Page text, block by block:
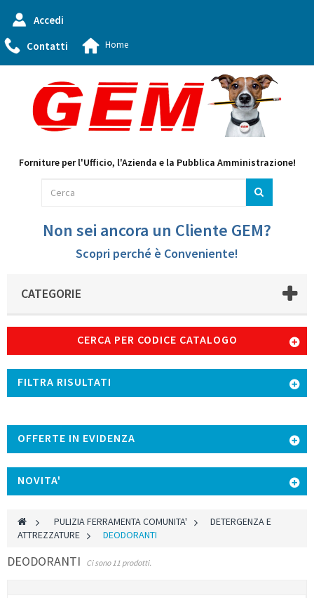
Accedi
Contatti
Home
Forniture per l'Ufficio, l'Azienda e la Pubblica Amministrazione!
Non sei ancora un Cliente GEM?
Scopri perché è Conveniente!
CATEGORIE
CERCA PER CODICE CATALOGO
FILTRA RISULTATI
OFFERTE IN EVIDENZA
NOVITA'
> PULIZIA FERRAMENTA COMUNITA' >
DETERGENZA E
ATTREZZATURE > DEODORANTI
DEODORANTI Ci sono 11 prodotti.